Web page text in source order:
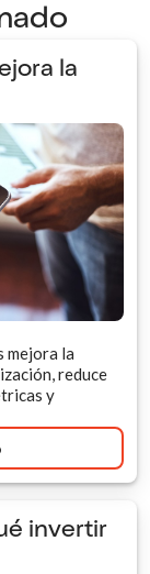
la
mejora la
reduce
y
invertir